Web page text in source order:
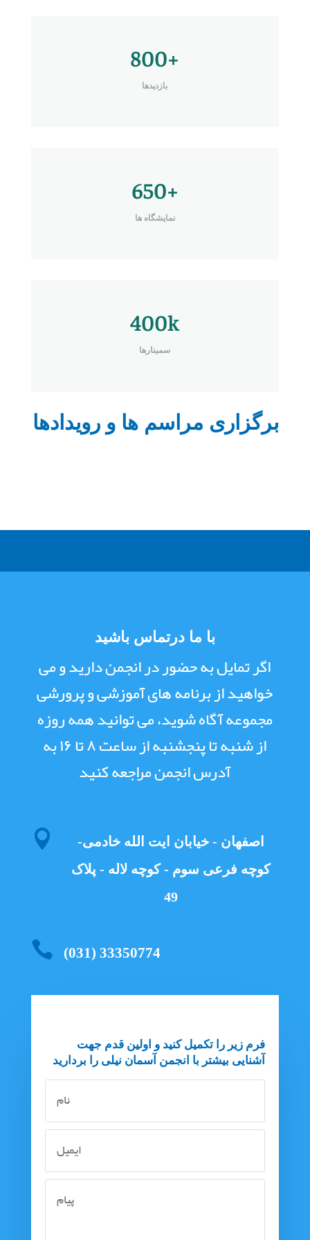
800+
بازدیدها
650+
نمایشگاه ها
400k
سمینارها
برگزاری مراسم ها و رویدادها
با ما درتماس باشید
اگر تمایل به حضور در انجمن دارید و می
خواهید از برنامه های آموزشی و پرورشی
مجموعه آگاه شوید، می توانید همه روزه
از شنبه تا پنجشنبه از ساعت ۸ تا ۱۶ به
آدرس انجمن مراجعه کنید

اصفهان - خیابان ایت الله خادمی-
کوچه فرعی سوم - کوچه لاله - پلاک
49
 (031) 33350774
فرم زیر را تکمیل کنید و اولین قدم جهت
آشنایی بیشتر با انجمن آسمان نیلی را بردارید